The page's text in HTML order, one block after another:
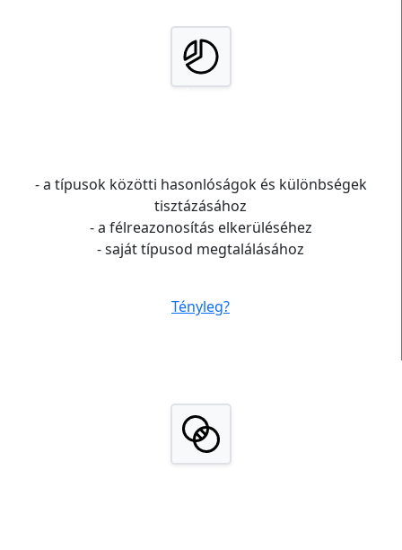
- a típusok közötti hasonlóságok és különbségek
tisztázásához
- a félreazonosítás elkerüléséhez
- saját típusod megtalálásához
Tényleg?